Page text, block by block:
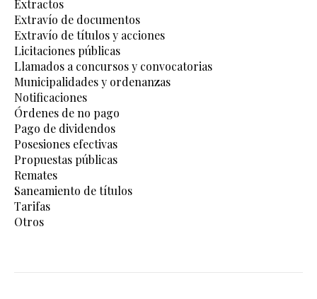
Extractos
Extravío de documentos
Extravío de títulos y acciones
Licitaciones públicas
Llamados a concursos y convocatorias
Municipalidades y ordenanzas
Notificaciones
Órdenes de no pago
Pago de dividendos
Posesiones efectivas
Propuestas públicas
Remates
Saneamiento de títulos
Tarifas
Otros